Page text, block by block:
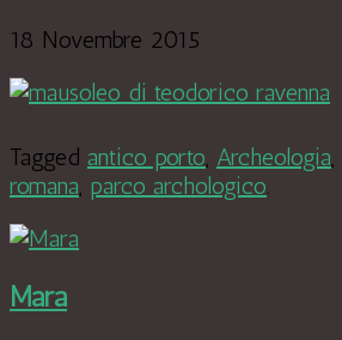
18 Novembre 2015
Tagged antico porto, Archeologia,
romana, parco archologico.
Mara